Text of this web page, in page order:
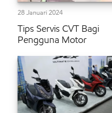
28 Januari 2024
Tips Servis CVT Bagi
Pengguna Motor